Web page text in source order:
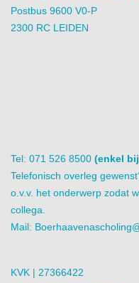
Postbus 9600 V0-P
2300 RC LEIDEN
Tel: 071 526 8500 (enkel
Telefonisch overleg
o.v.v. het onderwerp zodat
collega.
Mail:
KVK | 27366422